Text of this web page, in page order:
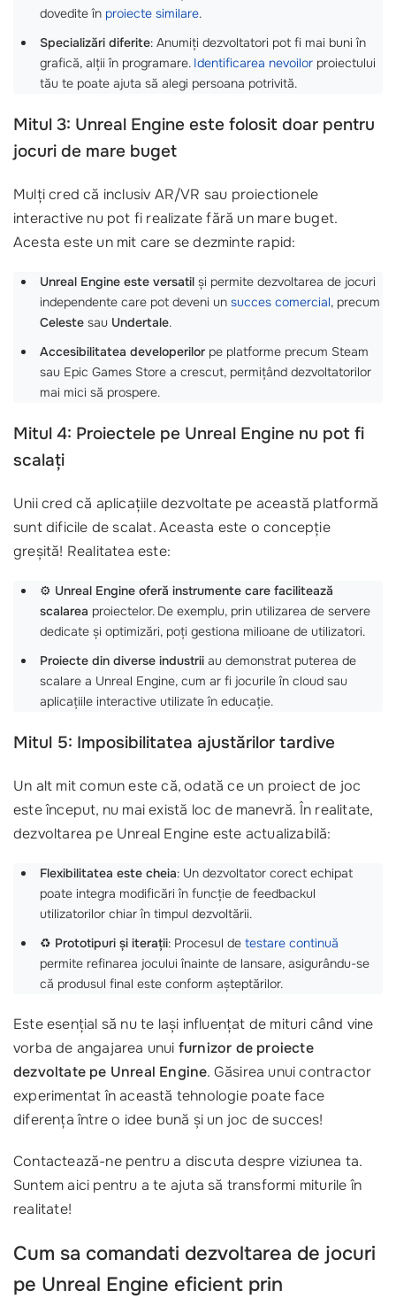
dovedite în proiecte similare.
Specializări diferite: Anumiți dezvoltatori pot fi mai buni în
grafică, alții în programare. Identificarea nevoilor proiectului
tău te poate ajuta să alegi persoana potrivită.
Mitul 3: Unreal Engine este folosit doar pentru
jocuri de mare buget
Mulți cred că inclusiv AR/VR sau proiectionele
interactive nu pot fi realizate fără un mare buget.
Acesta este un mit care se dezminte rapid:
Unreal Engine este versatil și permite dezvoltarea de jocuri
independente care pot deveni un succes comercial, precum
Celeste sau Undertale.
Accesibilitatea developerilor pe platforme precum Steam
sau Epic Games Store a crescut, permițând dezvoltatorilor
mai mici să prospere.
Mitul 4: Proiectele pe Unreal Engine nu pot fi
scalați
Unii cred că aplicațiile dezvoltate pe această platformă
sunt dificile de scalat. Aceasta este o concepție
greșită! Realitatea este:
⚙️ Unreal Engine oferă instrumente care facilitează
scalarea proiectelor. De exemplu, prin utilizarea de servere
dedicate și optimizări, poți gestiona milioane de utilizatori.
Proiecte din diverse industrii au demonstrat puterea de
scalare a Unreal Engine, cum ar fi jocurile în cloud sau
aplicațiile interactive utilizate în educație.
Mitul 5: Imposibilitatea ajustărilor tardive
Un alt mit comun este că, odată ce un proiect de joc
este început, nu mai există loc de manevră. În realitate,
dezvoltarea pe Unreal Engine este actualizabilă:
Flexibilitatea este cheia: Un dezvoltator corect echipat
poate integra modificări în funcție de feedbackul
utilizatorilor chiar în timpul dezvoltării.
♻️ Prototipuri și iterații: Procesul de testare continuă
permite refinarea jocului înainte de lansare, asigurându-se
că produsul final este conform așteptărilor.
Este esențial să nu te lași influențat de mituri când vine
vorba de angajarea unui furnizor de proiecte
dezvoltate pe Unreal Engine. Găsirea unui contractor
experimentat în această tehnologie poate face
diferența între o idee bună și un joc de succes!
Contactează-ne pentru a discuta despre viziunea ta.
Suntem aici pentru a te ajuta să transformi miturile în
realitate!
Cum sa comandati dezvoltarea de jocuri
pe Unreal Engine eficient prin